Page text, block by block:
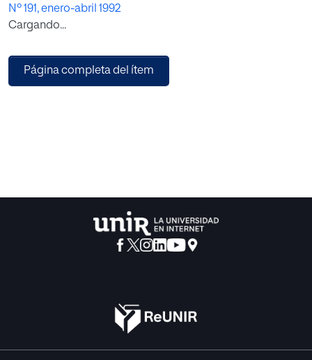
objetivos, número de autores, porcentaje de manuscritos
aceptados, el proceso de arbitraje doble ciego, la
Nº 191, enero-abril 1992
Cargando...
Página completa del ítem